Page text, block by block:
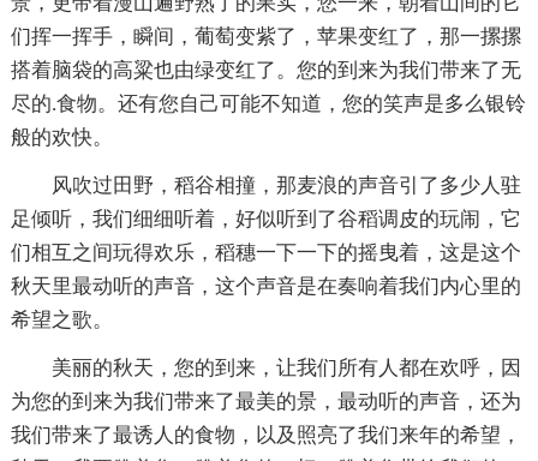
们挥一挥手，瞬间，葡萄变紫了，苹果变红了，那一摞摞
搭着脑袋的高粱也由绿变红了。您的到来为我们带来了无
尽的.食物。还有您自己可能不知道，您的笑声是多么银铃
般的欢快。
风吹过田野，稻谷相撞，那麦浪的声音引了多少人驻
足倾听，我们细细听着，好似听到了谷稻调皮的玩闹，它
们相互之间玩得欢乐，稻穗一下一下的摇曳着，这是这个
秋天里最动听的声音，这个声音是在奏响着我们内心里的
希望之歌。
美丽的秋天，您的到来，让我们所有人都在欢呼，因
为您的到来为我们带来了最美的景，最动听的声音，还为
我们带来了最诱人的食物，以及照亮了我们来年的希望，